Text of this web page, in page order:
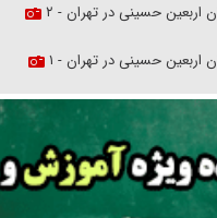
اربعین حسینی در تهران - ۲
اربعین حسینی در تهران - ۱
دوستان مبارزدلم را آتش می‌زد
ترور از شیخ فضل‌الله تا مصباح یزدی
خنده و آخرش گریه است!